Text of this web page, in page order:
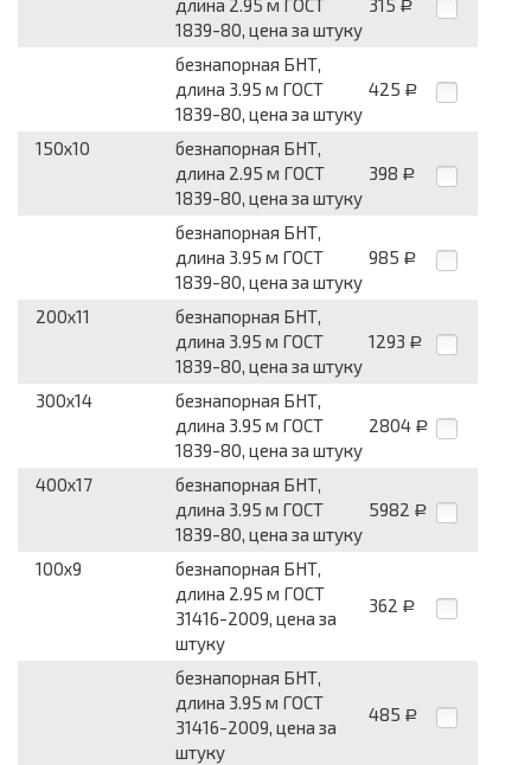
длина 2.95 м ГОСТ
1839-80, цена за штуку
315 Р
безнапорная БНТ,
длина 3.95 м ГОСТ
1839-80, цена за штуку
425 Р
150x10
безнапорная БНТ,
длина 2.95 м ГОСТ
1839-80, цена за штуку
398 Р
безнапорная БНТ,
длина 3.95 м ГОСТ
1839-80, цена за штуку
985 Р
200x11
безнапорная БНТ,
длина 3.95 м ГОСТ
1839-80, цена за штуку
1293 Р
300x14
безнапорная БНТ,
длина 3.95 м ГОСТ
1839-80, цена за штуку
2804 Р
400x17
безнапорная БНТ,
длина 3.95 м ГОСТ
1839-80, цена за штуку
5982 Р
100x9
безнапорная БНТ,
длина 2.95 м ГОСТ
31416-2009, цена за
штуку
362 Р
безнапорная БНТ,
длина 3.95 м ГОСТ
31416-2009, цена за
штуку
485 Р